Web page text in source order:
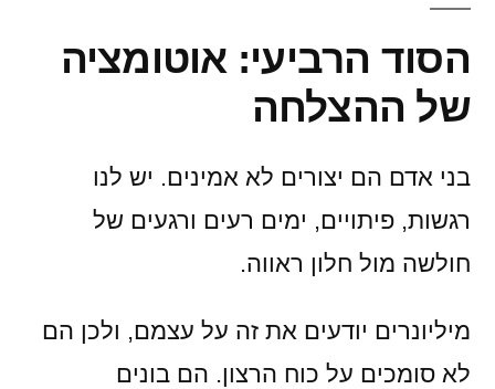
הסוד הרביעי: אוטומציה
של ההצלחה
בני אדם הם יצורים לא אמינים. יש לנו
רגשות, פיתויים, ימים רעים ורגעים של
חולשה מול חלון ראווה.
מיליונרים יודעים את זה על עצמם, ולכן הם
לא סומכים על כוח הרצון. הם בונים